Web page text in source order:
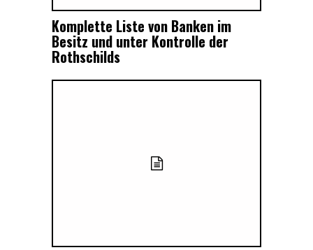
Komplette Liste von Banken im
Besitz und unter Kontrolle der
Rothschilds